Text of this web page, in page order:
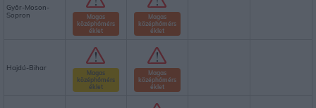
Győr-Moson-
Sopron
Magas
középhőmérs
éklet
Magas
középhőmérs
éklet
Hajdú-Bihar
Magas
középhőmérs
éklet
Magas
középhőmérs
éklet